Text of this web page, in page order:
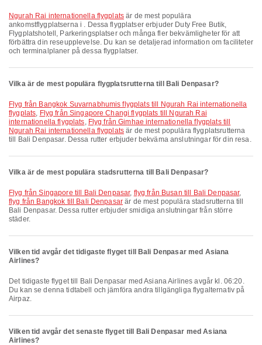
Ngurah Rai internationella flygplats är de mest populära
ankomstflygplatserna i . Dessa flygplatser erbjuder Duty Free Butik,
Flygplatshotell, Parkeringsplatser och många fler bekvämligheter för att
förbättra din reseupplevelse. Du kan se detaljerad information om faciliteter
och terminalplaner på dessa flygplatser.
Vilka är de mest populära flygplatsrutterna till Bali Denpasar?
Flyg från Bangkok Suvarnabhumis flygplats till Ngurah Rai internationella
flygplats, Flyg från Singapore Changi flygplats till Ngurah Rai
internationella flygplats, Flyg från Gimhae internationella flygplats till
Ngurah Rai internationella flygplats är de mest populära flygplatsrutterna
till Bali Denpasar. Dessa rutter erbjuder bekväma anslutningar för din resa.
Vilka är de mest populära stadsrutterna till Bali Denpasar?
flyg från Singapore till Bali Denpasar, flyg från Busan till Bali Denpasar,
flyg från Bangkok till Bali Denpasar är de mest populära stadsrutterna till
Bali Denpasar. Dessa rutter erbjuder smidiga anslutningar från större
städer.
Vilken tid avgår det tidigaste flyget till Bali Denpasar med Asiana
Airlines?
Det tidigaste flyget till Bali Denpasar med Asiana Airlines avgår kl. 06:20.
Du kan se denna tidtabell och jämföra andra tillgängliga flygalternativ på
Airpaz.
Vilken tid avgår det senaste flyget till Bali Denpasar med Asiana
Airlines?